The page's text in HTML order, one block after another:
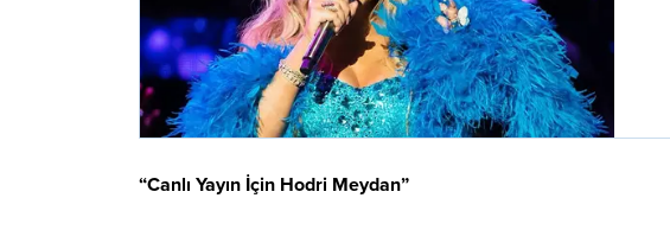
“Canlı Yayın İçin Hodri Meydan”